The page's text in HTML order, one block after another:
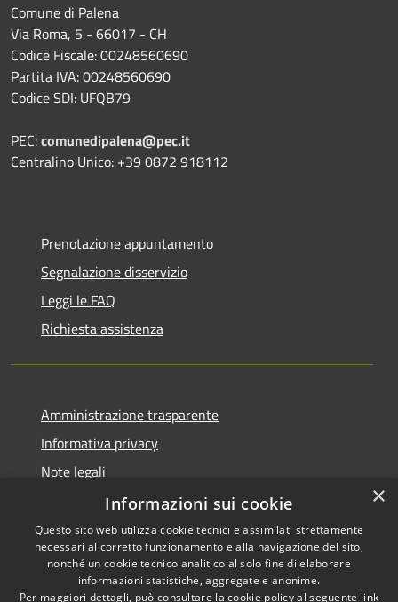
Comune di Palena
Via Roma, 5 - 66017 - CH
Codice Fiscale: 00248560690
Partita IVA: 00248560690
Codice SDI: UFQB79
PEC:comunedipalena@pec.it
Centralino Unico: +39 0872 918112
Prenotazione appuntamento
Segnalazione disservizio
Leggi le FAQ
Richiesta assistenza
Amministrazione trasparente
Informativa privacy
Note legali
Dichiarazione di accessibilità
RSS
Copyright © 2026 • Comune di
×
Informazioni sui cookie
Questo sito web utilizza cookie tecnici e assimilati strettamente
necessari al corretto funzionamento e alla navigazione del sito,
nonché un cookie tecnico analitico al solo fine di elaborare
informazioni statistiche, aggregate e anonime.
Per maggiori dettagli, può consultare la cookie policy al seguente link